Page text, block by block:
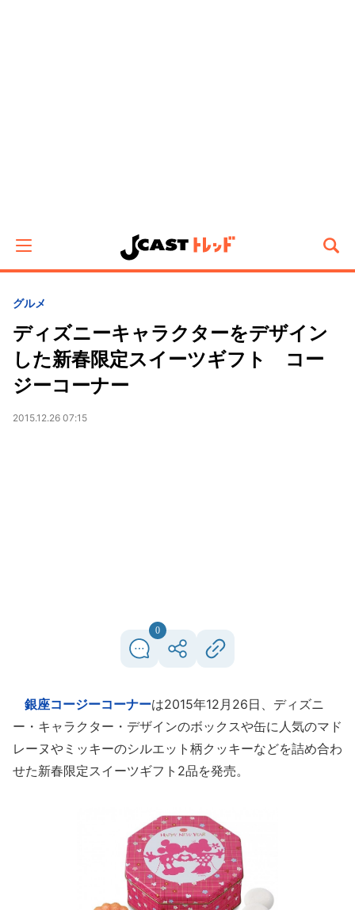
グルメ
ディズニーキャラクターをデザイン
した新春限定スイーツギフト コー
ジーコーナー
2015.12.26 07:15
0
銀座コージーコーナーは2015年12月26日、ディズニ
ー・キャラクター・デザインのボックスや缶に人気のマド
レーヌやミッキーのシルエット柄クッキーなどを詰め合わ
せた新春限定スイーツギフト2品を発売。